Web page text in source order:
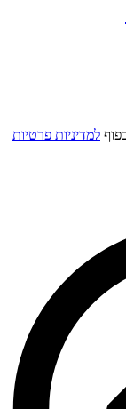
למדיניות פרטיות